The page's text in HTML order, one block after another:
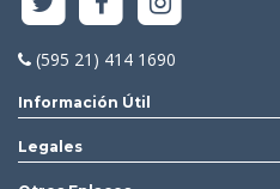
(595 21) 414 1690
Información Útil
Legales